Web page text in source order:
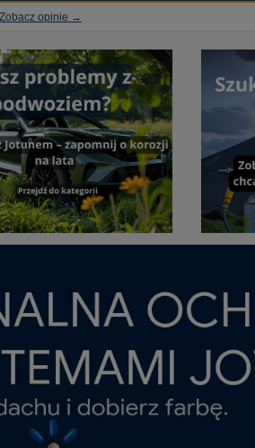
Zobacz opinie →